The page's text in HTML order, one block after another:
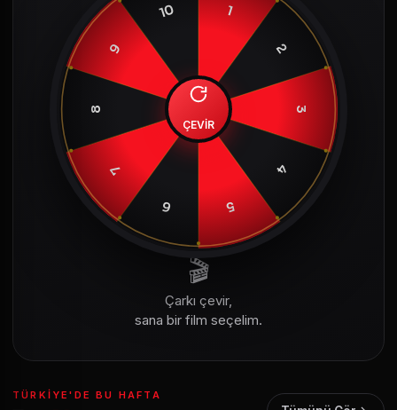
1
2
3
4
5
6
7
8
9
10
ÇEVİR
🎬
Çarkı çevir,
sana bir film seçelim.
TÜRKIYE'DE BU HAFTA